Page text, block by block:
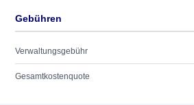
Gebühren
Verwaltungsgebühr
Gesamtkostenquote